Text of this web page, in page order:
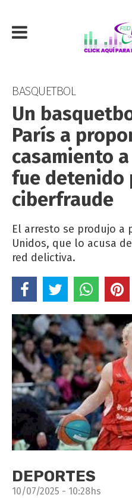
BASQUETBOL
Un
París a
casamiento
fue detenido
ciberfraude
El arresto se produjo a
Unidos, que lo acusa
red delictiva.
DEPORTES
10/07/2025 - 10:28hs